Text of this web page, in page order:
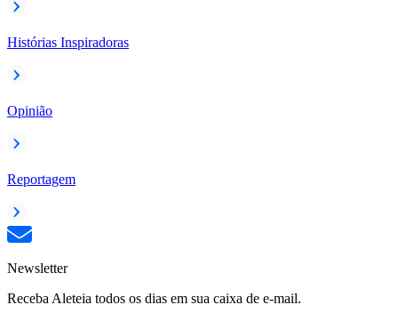
Histórias Inspiradoras
Opinião
Reportagem
Newsletter
Receba Aleteia todos os dias em sua caixa de e-mail.